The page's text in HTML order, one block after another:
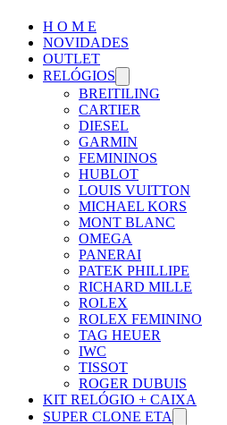
H O M E
NOVIDADES
OUTLET
RELÓGIOS
BREITILING
CARTIER
DIESEL
GARMIN
FEMININOS
HUBLOT
LOUIS VUITTON
MICHAEL KORS
MONT BLANC
OMEGA
PANERAI
PATEK PHILLIPE
RICHARD MILLE
ROLEX
ROLEX FEMININO
TAG HEUER
IWC
TISSOT
ROGER DUBUIS
KIT RELÓGIO + CAIXA
SUPER CLONE ETA